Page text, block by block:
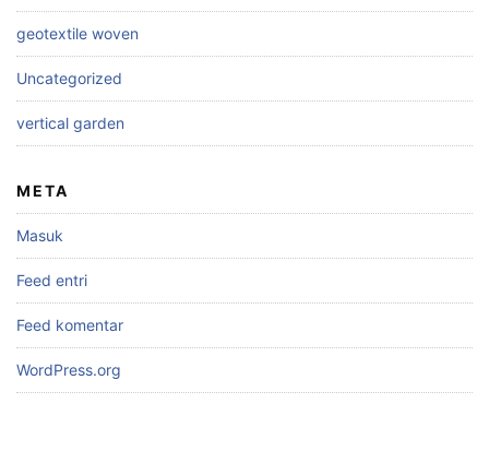
geotextile woven
Uncategorized
vertical garden
META
Masuk
Feed entri
Feed komentar
WordPress.org